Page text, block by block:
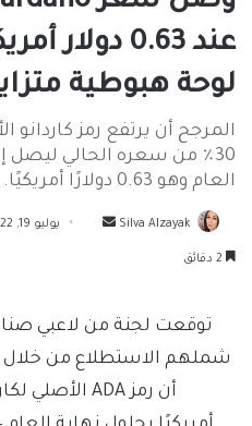
عند 0.63
لوحة هبوطية
المرجح أن يرتفع رمز كاردانو
30٪ من سعره الحالي
العام وهو 0.63 دولارًا أمريكيًا.
Silva Alzayak
أرسل
يوليو 19, 2022
توقعت لجنة من لاعبي